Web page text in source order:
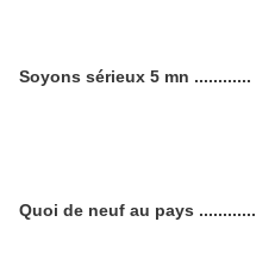
Soyons sérieux 5 mn ............
Quoi de neuf au pays ............